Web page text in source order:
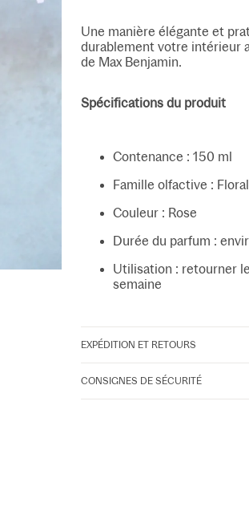
Une manière élégante et
durablement votre intérieur
de Max Benjamin.
Spécifications du produit
Contenance : 150 ml
Famille olfactive :
Couleur : Rose
Durée du parfum :
Utilisation : retourner
semaine
EXPÉDITION ET RETOURS
CONSIGNES DE SÉCURITÉ